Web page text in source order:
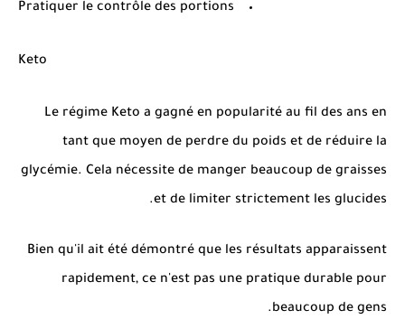
Pratiquer le contrôle des portions
Keto
Le régime Keto a gagné en popularité au fil des ans en
tant que moyen de perdre du poids et de réduire la
glycémie. Cela nécessite de manger beaucoup de graisses
et de limiter strictement les glucides.
Bien qu'il ait été démontré que les résultats apparaissent
rapidement, ce n'est pas une pratique durable pour
beaucoup de gens.